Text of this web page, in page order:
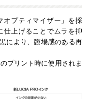
オプティマイザー」を採
仕上げることでムラを抑
により、臨場感のある再
プリント時に使用されま